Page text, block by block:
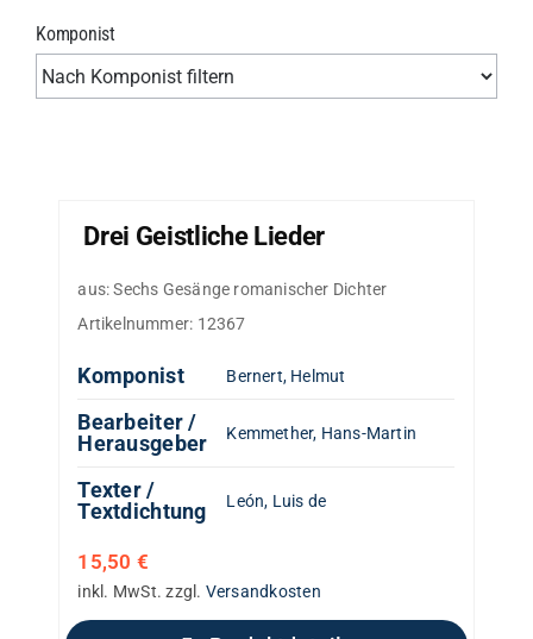
Drei Geistliche Lieder
aus: Sechs Gesänge romanischer Dichter
Artikelnummer: 12367
Komponist Bernert, Helmut
Bearbeiter /
Herausgeber
Kemmether, Hans-Martin
Texter /
Textdichtung
León, Luis de
15,50 €
inkl. MwSt. zzgl. Versandkosten
Komponist